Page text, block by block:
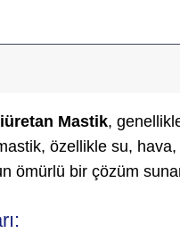
Mastik,
özellikle su, hava,
ömürlü bir çözüm